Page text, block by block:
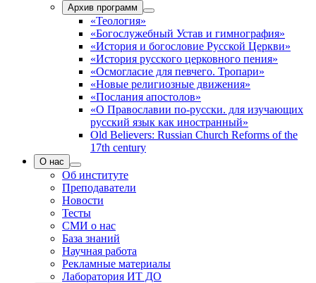
Архив программ
«Теология»
«Богослужебный Устав и гимнография»
«История и богословие Русской Церкви»
«История русского церковного пения»
«Осмогласие для певчего. Тропари»
«Новые религиозные движения»
«Послания апостолов»
«О Православии по-русски. для изучающих
русский язык как иностранный»
Old Believers: Russian Church Reforms of the
17th century
О нас
Об институте
Преподаватели
Новости
Тесты
СМИ о нас
База знаний
Научная работа
Рекламные материалы
Лаборатория ИТ ДО